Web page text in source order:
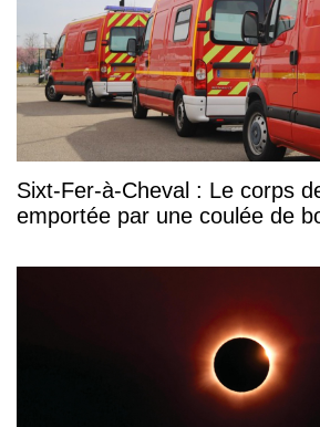
Sixt-Fer-à-Cheval : Le corps
emportée par une coulée de